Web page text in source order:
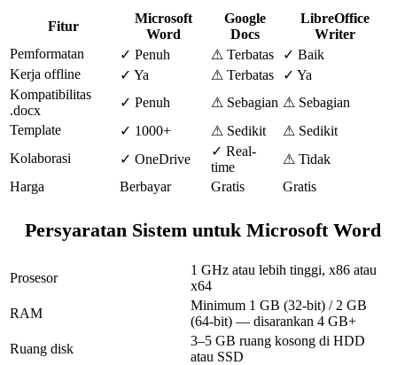
Fitur
Microsoft
Word
Google
Docs
LibreOffice
Writer
Pemformatan
✓ Penuh ⚠ Terbatas
✓ Baik
Kerja offline
✓ Ya ⚠ Terbatas
✓ Ya
Kompatibilitas
.docx
✓ Penuh ⚠ Sebagian ⚠ Sebagian
Template
✓ 1000+ ⚠ Sedikit
⚠ Sedikit
Kolaborasi
✓ OneDrive
✓ Real-
time
⚠ Tidak
Harga
Berbayar Gratis Gratis
Persyaratan Sistem untuk Microsoft Word
Prosesor
1 GHz atau lebih tinggi, x86 atau
x64
RAM
Minimum 1 GB (32-bit) / 2 GB
(64-bit) — disarankan 4 GB+
Ruang disk
3–5 GB ruang kosong di HDD
atau SSD